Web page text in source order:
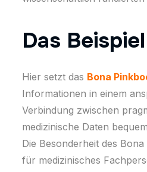
Das
Hier setzt das Bona
Informationen in einem
Verbindung zwischen
medizinische Daten
Die Besonderheit des
für medizinisches